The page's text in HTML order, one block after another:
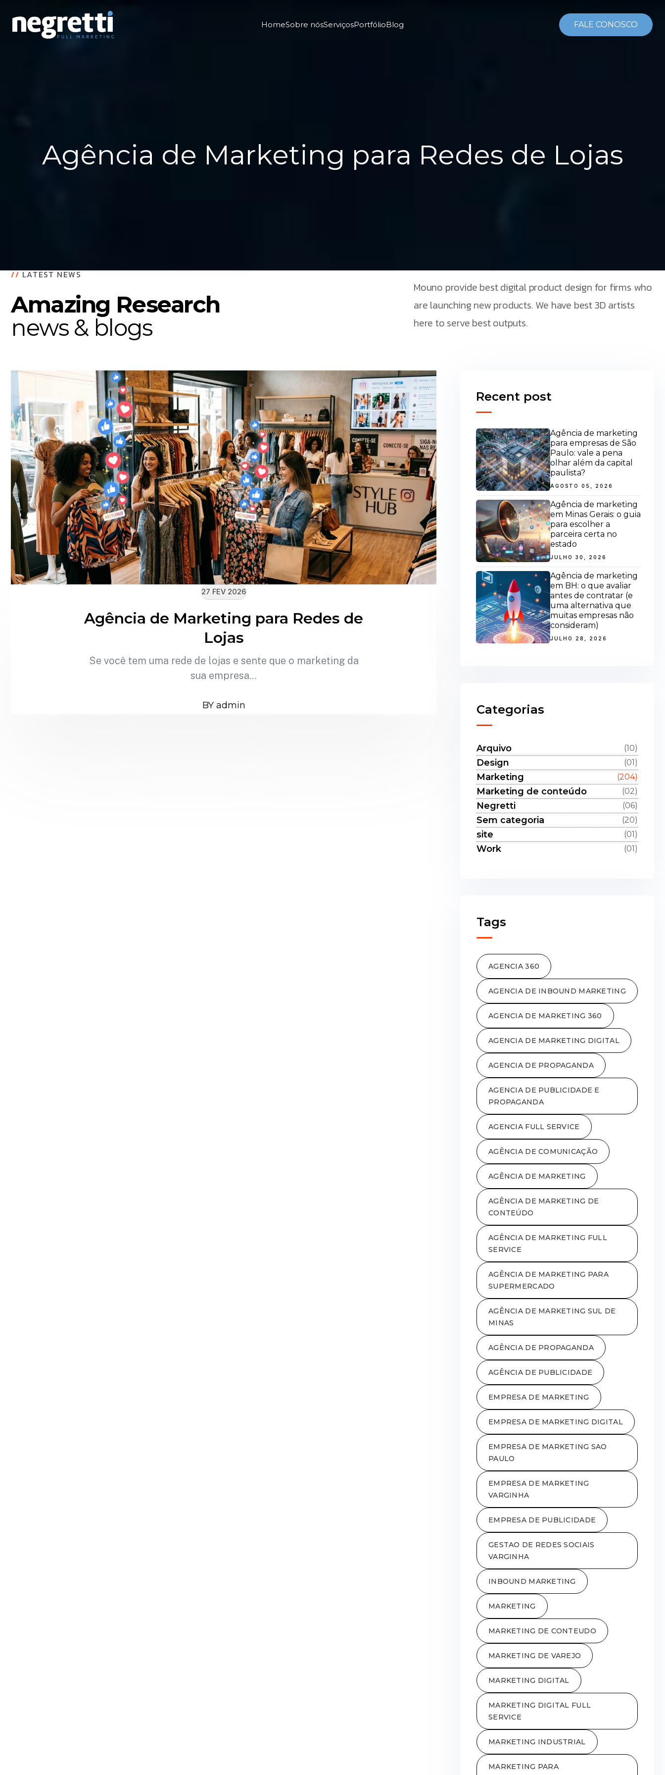
HomeSobre nósServiçosPortfólioBlog FALE CONOSCO
Agência de Marketing para Redes de Lojas
//LATEST NEWS
Amazing Research
news & blogs
Mouno provide best digital product design for firms who
are launching new products. We have best 3D artists
here to serve best outputs.
27 FEV 2026
Agência de Marketing para Redes de
Lojas
Se você tem uma rede de lojas e sente que o marketing da
sua empresa…
BY admin
Recent post
Agência de marketing
para empresas de São
Paulo: vale a pena
olhar além da capital
paulista?
AGOSTO 05, 2026
Agência de marketing
em Minas Gerais: o guia
para escolher a
parceira certa no
estado
JULHO 30, 2026
Agência de marketing
em BH: o que avaliar
antes de contratar (e
uma alternativa que
muitas empresas não
consideram)
JULHO 28, 2026
Categorias
Arquivo (10)
Design (01)
Marketing (204)
Marketing de conteúdo (02)
Negretti (06)
Sem categoria (20)
site (01)
Work (01)
Tags
AGENCIA 360
AGENCIA DE INBOUND MARKETING
AGENCIA DE MARKETING 360
AGENCIA DE MARKETING DIGITAL
AGENCIA DE PROPAGANDA
AGENCIA DE PUBLICIDADE E
PROPAGANDA
AGENCIA FULL SERVICE
AGÊNCIA DE COMUNICAÇÃO
AGÊNCIA DE MARKETING
AGÊNCIA DE MARKETING DE
CONTEÚDO
AGÊNCIA DE MARKETING FULL
SERVICE
AGÊNCIA DE MARKETING PARA
SUPERMERCADO
AGÊNCIA DE MARKETING SUL DE
MINAS
AGÊNCIA DE PROPAGANDA
AGÊNCIA DE PUBLICIDADE
EMPRESA DE MARKETING
EMPRESA DE MARKETING DIGITAL
EMPRESA DE MARKETING SAO
PAULO
EMPRESA DE MARKETING
VARGINHA
EMPRESA DE PUBLICIDADE
GESTAO DE REDES SOCIAIS
VARGINHA
INBOUND MARKETING
MARKETING
MARKETING DE CONTEUDO
MARKETING DE VAREJO
MARKETING DIGITAL
MARKETING DIGITAL FULL
SERVICE
MARKETING INDUSTRIAL
MARKETING PARA